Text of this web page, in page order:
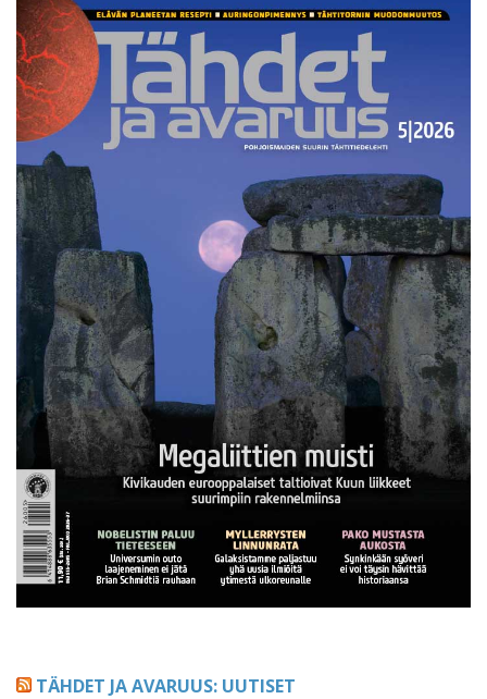
TÄHDET JA AVARUUS: UUTISET